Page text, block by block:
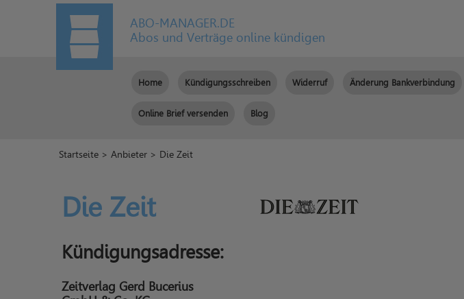
ABO-MANAGER.DE
Abos und Verträge online kündigen
Home Kündigungsschreiben Widerruf Änderung Bankverbindung
Online Brief versenden Blog
Startseite >Anbieter > Die Zeit
Die Zeit
Kündigungsadresse:
Zeitverlag Gerd Bucerius